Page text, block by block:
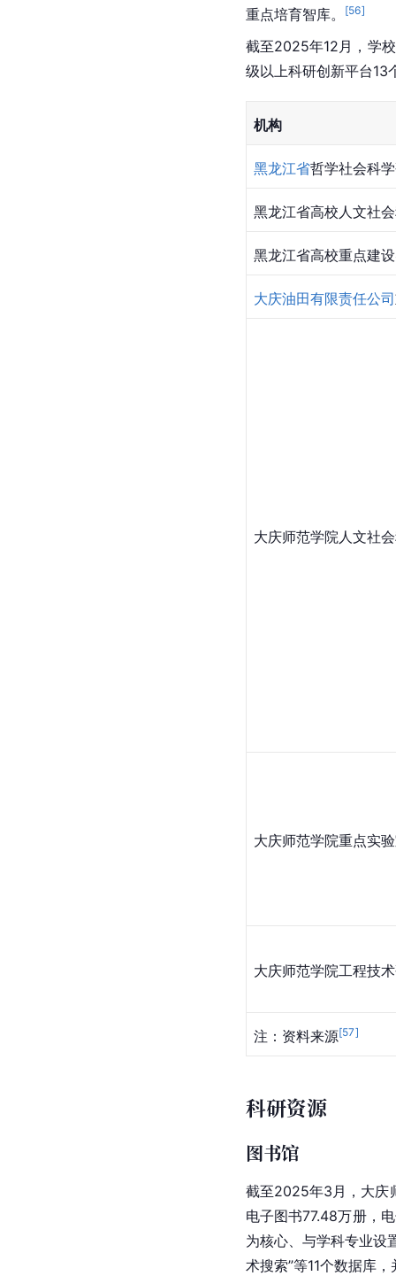
重点培育智库。 [56]
截至2025年12月，学
级以上科研创新平台13
机构
黑龙江省哲学社会科
黑龙江省高校人文社
黑龙江省高校重点建
大庆油田有限责任公司
大庆师范学院人文社
大庆师范学院重点实
大庆师范学院工程技
注：资料来源[57]
科研资源
图书馆
截至2025年3月，大庆
电子图书77.48万册，
为核心、与学科专业设
术搜索”等11个数据库